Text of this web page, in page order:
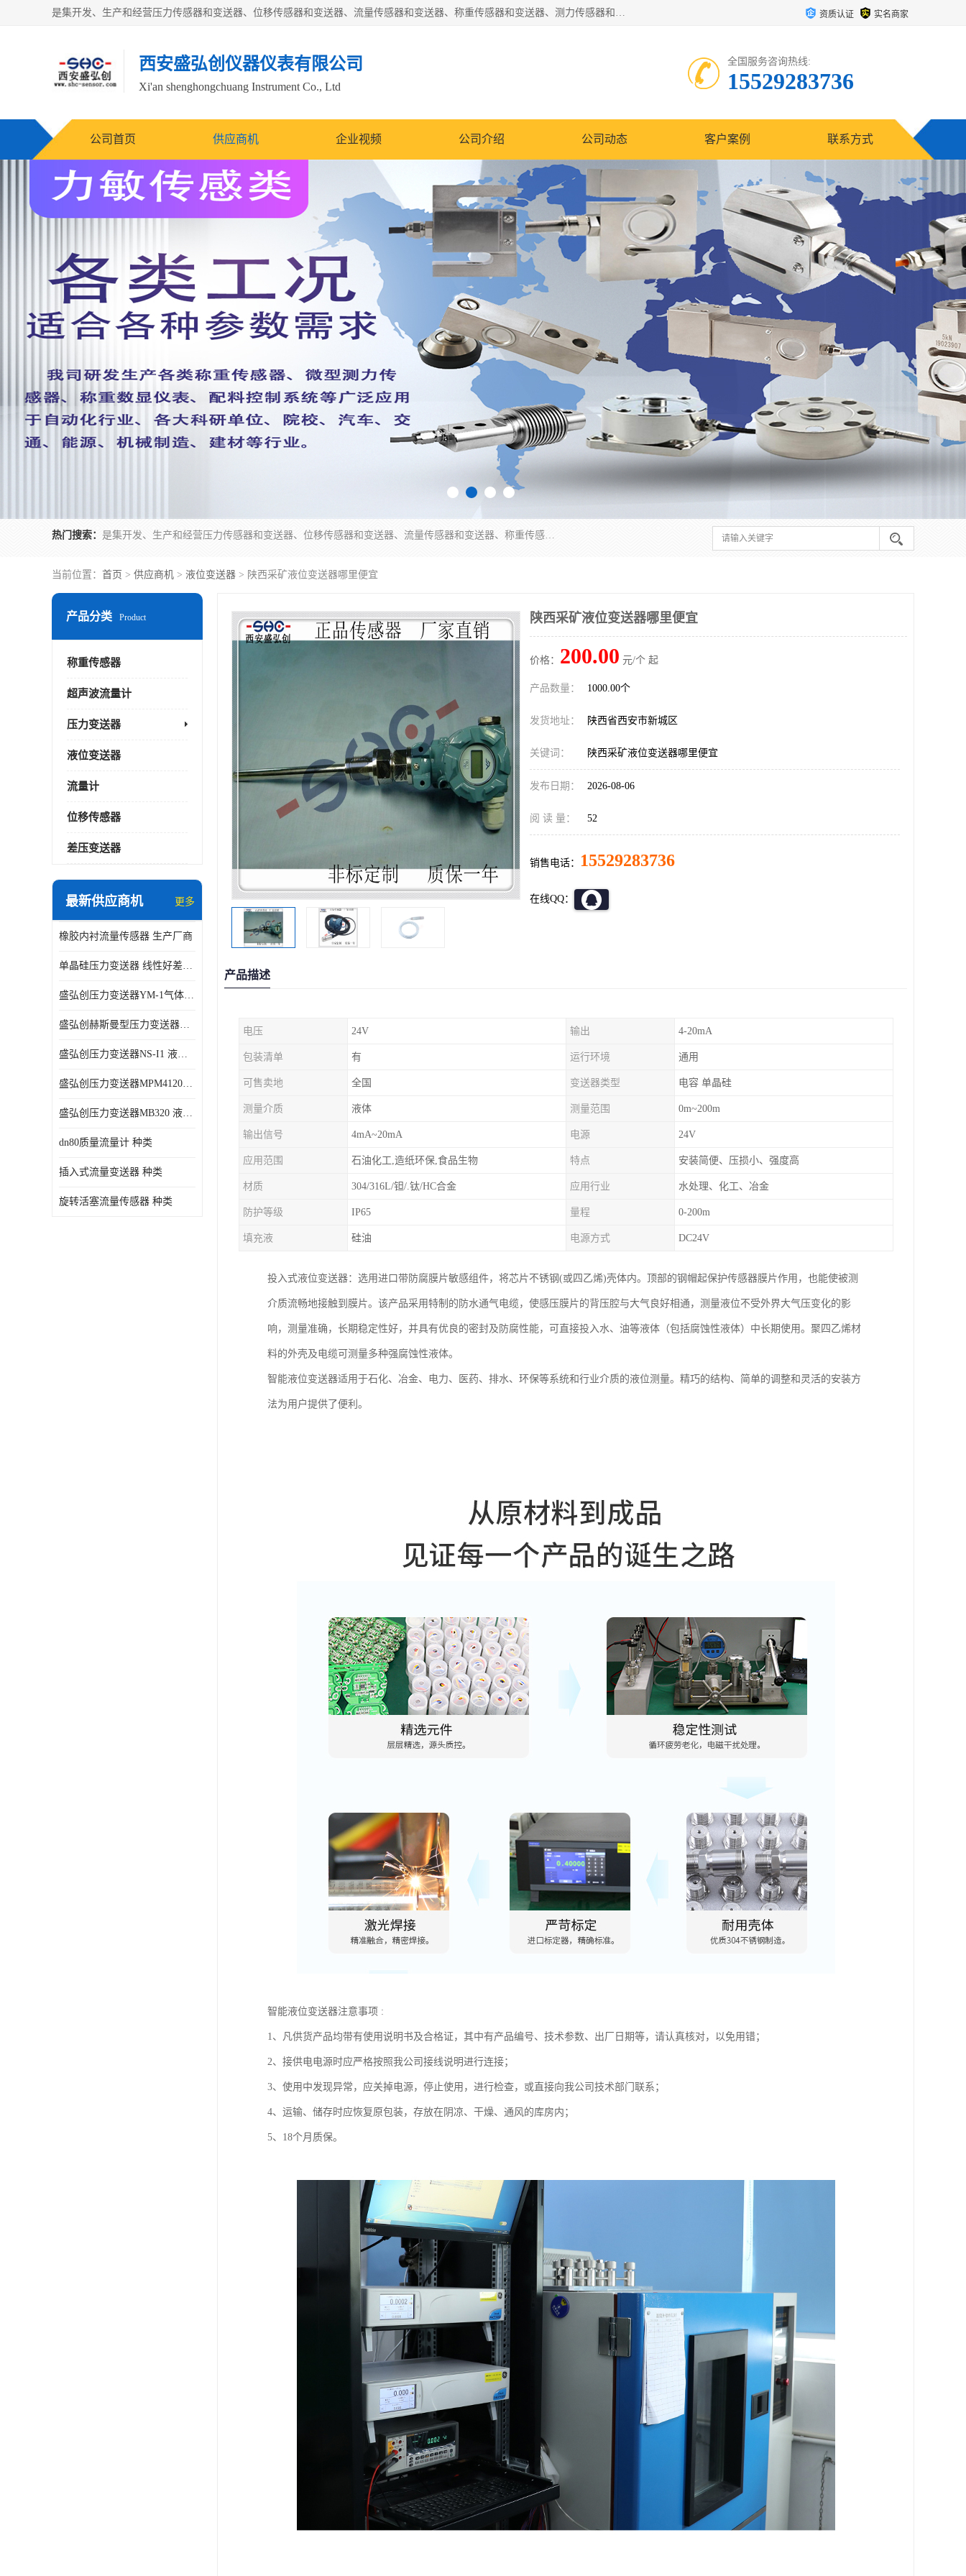
是集开发、生产和经营压力传感器和变送器、位移传感器和变送器、流量传感器和变送器、称重传感器和变送器、测力传感器和变送器、温湿度传感器和变送器、扭矩传感器、智能数显控制仪表等产品的化高新技术企业。 资质认证 实名商家
西安盛弘创仪器仪表有限公司
Xi'an shenghongchuang Instrument Co., Ltd
全国服务咨询热线:
15529283736
公司首页 供应商机 企业视频 公司介绍 公司动态 客户案例 联系方式
热门搜索： 是集开发、生产和经营压力传感器和变送器、位移传感器和变送器、流量传感器和变送器、称重传感器和变送器、测力传感器和变送器、温湿度传感器和变送器、扭矩传感器、智能数显控制仪表等产品的化高新技术企业。
当前位置： 首页 > 供应商机 > 液位变送器 > 陕西采矿液位变送器哪里便宜
产品分类 Product
称重传感器
超声波流量计
压力变送器
液位变送器
流量计
位移传感器
差压变送器
最新供应商机 更多
橡胶内衬流量传感器 生产厂商
单晶硅压力变送器 线性好差压变送器
盛弘创压力变送器YM-1气体压力传感器负压计
盛弘创赫斯曼型压力变送器HG200 液体压力传感器负压计
盛弘创压力变送器NS-I1 液体压力传感器负压计
盛弘创压力变送器MPM4120C 液体压力传感器负压计
盛弘创压力变送器MB320 液体压力传感器负压计
dn80质量流量计 种类
插入式流量变送器 种类
旋转活塞流量传感器 种类
陕西采矿液位变送器哪里便宜
价格： 200.00 元/个 起
产品数量： 1000.00个
发货地址： 陕西省西安市新城区
关键词： 陕西采矿液位变送器哪里便宜
发布日期： 2026-08-06
阅 读 量： 52
销售电话： 15529283736
在线QQ：
产品描述
电压 24V 输出 4-20mA
包装清单 有 运行环境 通用
可售卖地 全国 变送器类型 电容 单晶硅
测量介质 液体 测量范围 0m~200m
输出信号 4mA~20mA 电源 24V
应用范围 石油化工,造纸环保,食品生物 特点 安装简便、压损小、强度高
材质 304/316L/钽/.钛/HC合金 应用行业 水处理、化工、冶金
防护等级 IP65 量程 0-200m
填充液 硅油 电源方式 DC24V
投入式液位变送器：选用进口带防腐膜片敏感组件，将芯片不锈钢(或四乙烯)壳体内。顶部的钢帽起保护传感器膜片作用，也能使被测
介质流畅地接触到膜片。该产品采用特制的防水通气电缆，使感压膜片的背压腔与大气良好相通，测量液位不受外界大气压变化的影
响，测量准确，长期稳定性好，并具有优良的密封及防腐性能，可直接投入水、油等液体（包括腐蚀性液体）中长期使用。聚四乙烯材
料的外壳及电缆可测量多种强腐蚀性液体。
智能液位变送器适用于石化、冶金、电力、医药、排水、环保等系统和行业介质的液位测量。精巧的结构、简单的调整和灵活的安装方
法为用户提供了便利。
智能液位变送器注意事项 :
1、凡供货产品均带有使用说明书及合格证，其中有产品编号、技术参数、出厂日期等，请认真核对，以免用错；
2、接供电电源时应严格按照我公司接线说明进行连接；
3、使用中发现异常，应关掉电源，停止使用，进行检查，或直接向我公司技术部门联系；
4、运输、储存时应恢复原包装，存放在阴凉、干燥、通风的库房内；
5、18个月质保。